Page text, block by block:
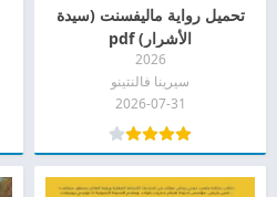
تحميل رواية ماليفسنت (سيدة
الأشرار) pdf
2026
سيرينا فالنتينو
2026-07-31